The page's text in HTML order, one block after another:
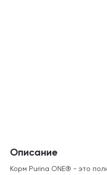
Описание
Корм Purina ONE® - это